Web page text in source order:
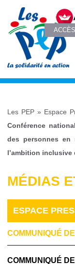
Les PEP » Espace
Conférence
des personnes
l’ambition inclusive
MÉDIAS
ESPACE
COMMUNIQUÉ
COMMUNIQUÉ